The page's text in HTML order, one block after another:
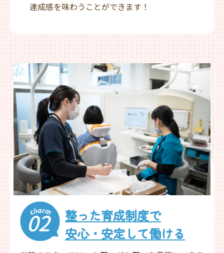
達成感を味わうことができます！
整った育成制度で
安心・安定して働ける